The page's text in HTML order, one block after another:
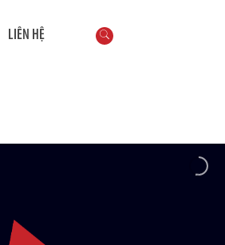
LIÊN HỆ